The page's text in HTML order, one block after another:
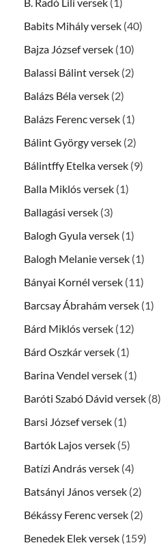
Babits Mihály versek (40)
Bajza József versek (10)
Balassi Bálint versek (2)
Balázs Béla versek (2)
Balázs Ferenc versek (1)
Bálint György versek (2)
Bálintffy Etelka versek (9)
Balla Miklós versek (1)
Ballagási versek (3)
Balogh Gyula versek (1)
Balogh Melanie versek (1)
Bányai Kornél versek (11)
Barcsay Ábrahám versek (1)
Bárd Miklós versek (12)
Bárd Oszkár versek (1)
Barina Vendel versek (1)
Baróti Szabó Dávid versek (8)
Barsi József versek (1)
Bartók Lajos versek (5)
Batízi András versek (4)
Batsányi János versek (2)
Békássy Ferenc versek (2)
Benedek Elek versek (159)